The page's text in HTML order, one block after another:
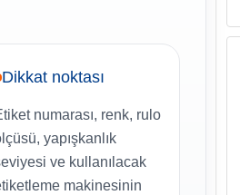
Dikkat noktası
numarası, renk, rulo
yapışkanlık
ve kullanılacak
makinesinin